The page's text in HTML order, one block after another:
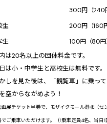
300円（240
生
200円（160円
生
100円（80円
名以上の団体料金です。
は小・中学生と高校生は無料です。
しを見た後は、「観覧車」に乗って
空からながめよう！
展チケット半券で、 モザイクモール港北（セ
ご乗車いただけます。 （1乗車定員4名、当日